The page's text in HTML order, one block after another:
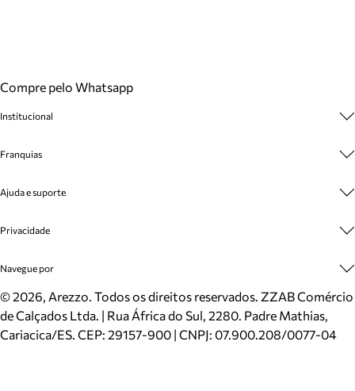
Compre pelo Whatsapp
Institucional
Cashback
Venda Corporativa
Mapa do Site
Inverno
Mundo Arezzo
Franquias
Plano de Negócio
Ajuda e suporte
Cadastro
Meus Pedidos
Trocas e Devoluções
Cartão Presente
Localizador de lojas
Privacidade
Politica e Privacidade
Navegue por
Sapatos
Bolsas
Scarpins
©2026, Arezzo. Todos os direitos reservados. ZZAB Comércio
de Calçados Ltda. | Rua África do Sul, 2280. Padre Mathias,
Cariacica/ES. CEP: 29157-900 | CNPJ: 07.900.208/0077-04